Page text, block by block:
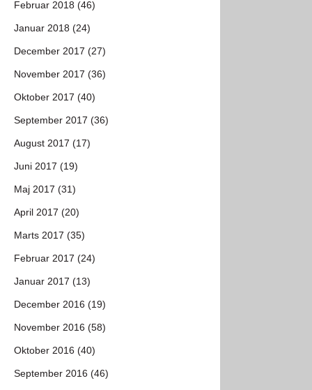
Februar 2018 (46)
Januar 2018 (24)
December 2017 (27)
November 2017 (36)
Oktober 2017 (40)
September 2017 (36)
August 2017 (17)
Juni 2017 (19)
Maj 2017 (31)
April 2017 (20)
Marts 2017 (35)
Februar 2017 (24)
Januar 2017 (13)
December 2016 (19)
November 2016 (58)
Oktober 2016 (40)
September 2016 (46)